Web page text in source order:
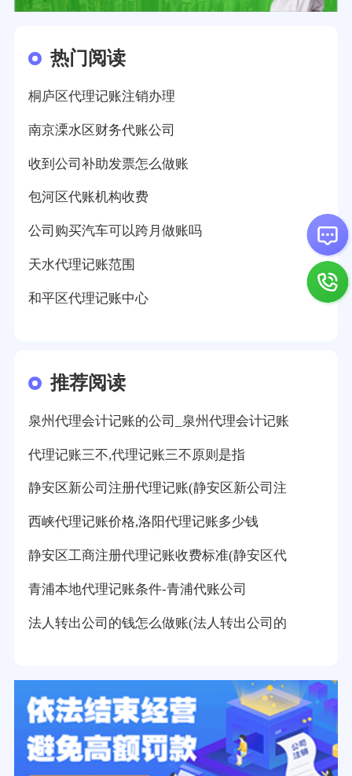
热门阅读
桐庐区代理记账注销办理
南京溧水区财务代账公司
收到公司补助发票怎么做账
包河区代账机构收费
公司购买汽车可以跨月做账吗
天水代理记账范围
和平区代理记账中心
推荐阅读
泉州代理会计记账的公司_泉州代理会计记账
代理记账三不,代理记账三不原则是指
静安区新公司注册代理记账(静安区新公司注
西峡代理记账价格,洛阳代理记账多少钱
静安区工商注册代理记账收费标准(静安区代
青浦本地代理记账条件-青浦代账公司
法人转出公司的钱怎么做账(法人转出公司的